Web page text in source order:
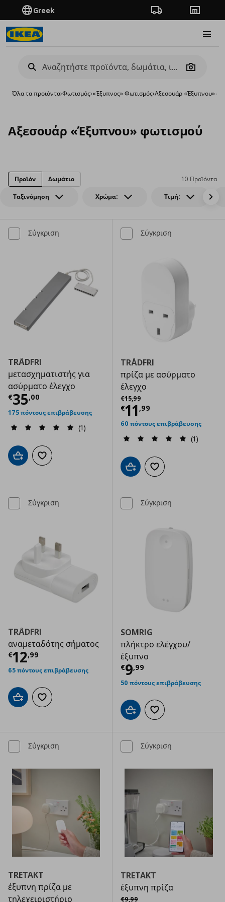
Greek Πορεία παραγγελίας
Camera
Όλα τα προϊόντα›Φωτισμός›«Έξυπνος» Φωτισμός›Αξεσουάρ «Έξυπνου»
Αξεσουάρ «Έξυπνου» φωτισμού
Ταξινόμηση Χρώμα: Τιμή:
10 Προϊόντα
Προϊόν Δωμάτιο
Σύγκριση
TRÅDFRI
μετασχηματιστής για
ασύρματο έλεγχο
€35,00
Τρέχουσα τιμή € 35,00
175 πόντους επιβράβευσης
(1)
Προσθήκη στο καλάθι
Προσθήκη στα αγαπημένα
Σύγκριση
TRÅDFRI
πρίζα με ασύρματο
έλεγχο
€15,99
Αρχική τιμή
€11 ,99
Τρέχουσα
60 πόντους επιβράβευσης
(1)
Προσθήκη στο καλάθι
Προσθήκη στα
Σύγκριση
TRÅDFRI
αναμεταδότης σήματος
€12,99
Τρέχουσα τιμή € 12,99
65 πόντους επιβράβευσης
Προσθήκη στο καλάθι
Προσθήκη στα αγαπημένα
Σύγκριση
SOMRIG
πλήκτρο ελέγχου/
έξυπνο
€9,99
Τρέχουσα
50 πόντους επιβράβευσης
Προσθήκη στο καλάθι
Προσθήκη στα
Σύγκριση
TRETAKT
έξυπνη πρίζα με
τηλεχειριστήριο
Σύγκριση
TRETAKT
έξυπνη πρίζα
€9,99
Αρχική τιμή